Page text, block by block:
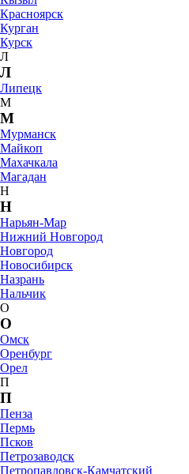
Красноярск
Курган
Курск
Л
Л
Липецк
М
М
Мурманск
Майкоп
Махачкала
Магадан
Н
Н
Нарьян-Мар
Нижний Новгород
Новгород
Новосибирск
Назрань
Нальчик
О
О
Омск
Оренбург
Орел
П
П
Пенза
Пермь
Псков
Петрозаводск
Петропавловск-Камчатский